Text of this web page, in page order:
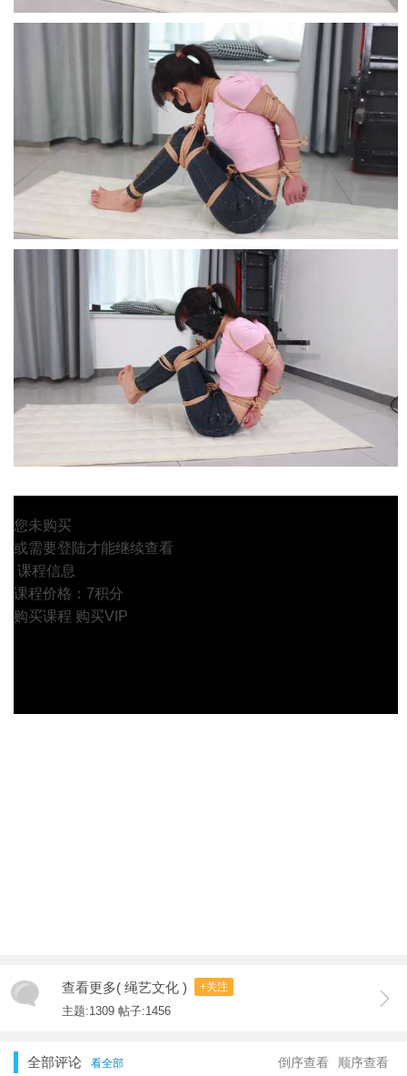
您未购买
或需要登陆才能继续查看
课程信息
课程价格：7积分
购买课程 购买VIP
查看更多( 绳艺文化 ) +关注
主题:1309 帖子:1456
全部评论 看全部 顺序查看
倒序查看